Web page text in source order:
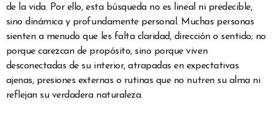
de la vida. Por ello, esta búsqueda no es lineal ni predecible,
sino dinámica y profundamente personal. Muchas personas
sienten a menudo que les falta claridad, dirección o sentido; no
porque carezcan de propósito, sino porque viven
desconectadas de su interior, atrapadas en expectativas
ajenas, presiones externas o rutinas que no nutren su alma ni
reflejan su verdadera naturaleza.